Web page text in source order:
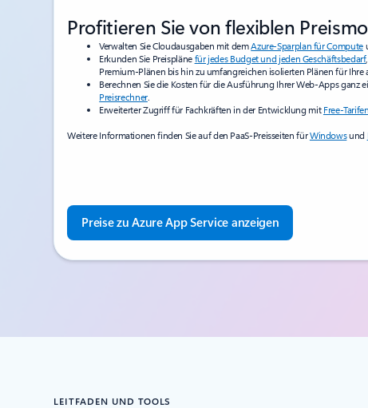
Profitieren Sie von flexiblen
Verwalten Sie Cloudausgaben mit demAzure-Sparplan für Compute
Erkunden Sie Preisplänefür jedes Budget und jeden Geschäftsbedarf
Premium-Plänen bis hin zu umfangreichen isolierten Plänen für Ihre
Berechnen Sie die Kosten für die Ausführung Ihrer Web-Apps ganz
Preisrechner.
Erweiterter Zugriff für Fachkräften in der Entwicklung mitFree-Tarifen
Weitere Informationen finden Sie auf den PaaS-Preisseiten fürWindowsund
Preise zu Azure App Service anzeigen
LEITFADEN UND TOOLS